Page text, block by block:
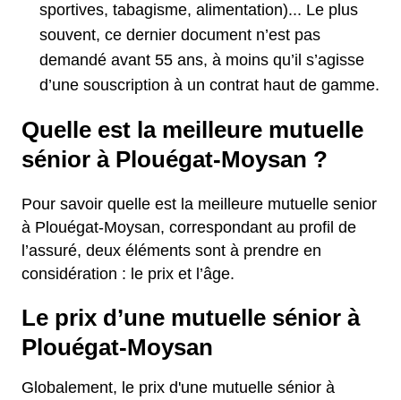
sportives, tabagisme, alimentation)... Le plus
souvent, ce dernier document n’est pas
demandé avant 55 ans, à moins qu’il s’agisse
d’une souscription à un contrat haut de gamme.
Quelle est la meilleure mutuelle
sénior à Plouégat-Moysan ?
Pour savoir quelle est la meilleure mutuelle senior
à Plouégat-Moysan, correspondant au profil de
l’assuré, deux éléments sont à prendre en
considération : le prix et l’âge.
Le prix d’une mutuelle sénior à
Plouégat-Moysan
Globalement, le prix d'une mutuelle sénior à